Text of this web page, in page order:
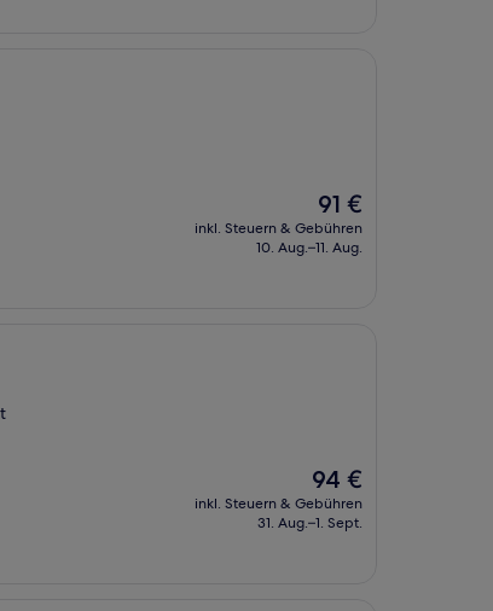
Der
Preis
beträgt
91 €
inkl. Steuern & Gebühren
10. Aug.–11. Aug.
Der
Preis
beträgt
94 €
inkl. Steuern & Gebühren
31. Aug.–1. Sept.